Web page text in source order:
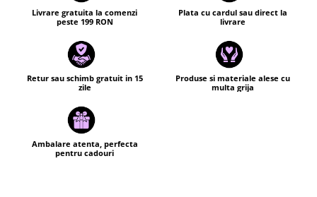
Livrare gratuita la comenzi
peste 199 RON
Plata cu cardul sau direct la
livrare
Retur sau schimb gratuit in 15
zile
Produse si materiale alese cu
multa grija
Ambalare atenta, perfecta
pentru cadouri